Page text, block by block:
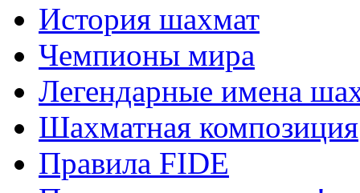
История шахмат
Чемпионы мира
Легендарные имена
Шахматная композиция
Правила FIDE